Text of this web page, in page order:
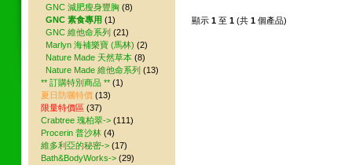
顯示 1 至 1 (共 1 個產品)
GNC 減肥瘦身豐胸 (8)
GNC 素食專用 (1)
GNC 維他命系列 (21)
Marlyn 海補樂寶 (馬林) (2)
Nature Made 天然草本 (8)
Nature Made 維他命系列 (13)
** 訂購特別商品 ** (1)
夏日防曬特價 (13)
限量特價區 (37)
Crabtree 瑰柏翠-> (111)
Procerin 普沙林 (4)
維多利亞的秘密-> (17)
Bath&BodyWorks-> (29)